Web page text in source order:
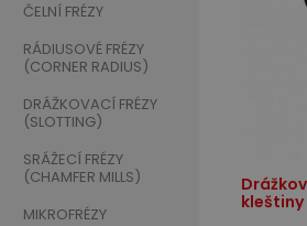
ČELNÍ FRÉZY
RÁDIUSOVÉ FRÉZY
(CORNER RADIUS)
DRÁŽKOVACÍ FRÉZY
(SLOTTING)
SRÁŽECÍ FRÉZY
(CHAMFER MILLS)
MIKROFRÉZY
kleštiny